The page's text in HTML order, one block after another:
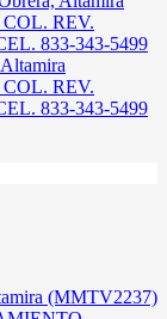
REV.
833-343-5499